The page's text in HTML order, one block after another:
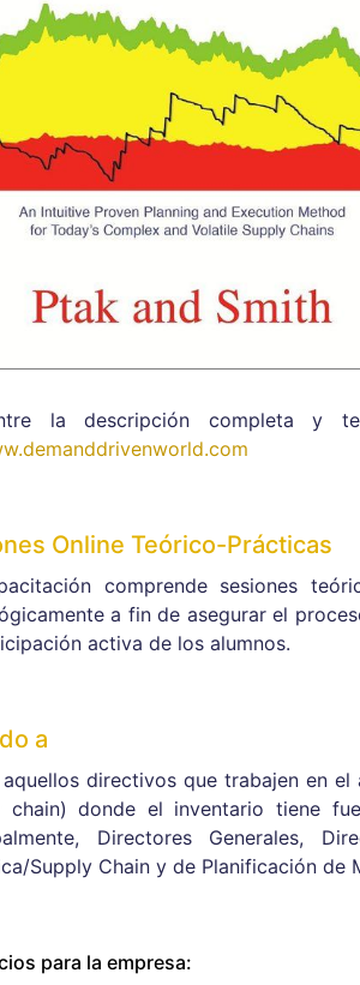
la descripción completa y
Online Teórico-Prácticas
comprende sesiones
a fin de asegurar el
activa de los alumnos.
a
directivos que trabajen en
chain) donde el inventario tiene
Directores Generales,
Supply Chain y de Planificación de
para la empresa: